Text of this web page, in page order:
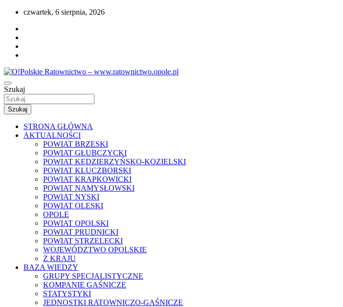
Przejdź
treści
czwartek, 6 sierpnia, 2026
O!Polskie Ratownictwo – www.ratownictwo.opole.pl
Portal opolskiego i polskiego ratownictwa.
Szukaj
Szukaj
STRONA GŁÓWNA
AKTUALNOŚCI
POWIAT BRZESKI
POWIAT GŁUBCZYCKI
POWIAT KĘDZIERZYŃSKO-KOZIELSKI
POWIAT KLUCZBORSKI
POWIAT KRAPKOWICKI
POWIAT NAMYSŁOWSKI
POWIAT NYSKI
POWIAT OLESKI
OPOLE
POWIAT OPOLSKI
POWIAT PRUDNICKI
POWIAT STRZELECKI
WOJEWÓDZTWO OPOLSKIE
Z KRAJU
BAZA WIEDZY
GRUPY SPECJALISTYCZNE
KOMPANIE GAŚNICZE
STATYSTYKI
JEDNOSTKI RATOWNICZO-GAŚNICZE